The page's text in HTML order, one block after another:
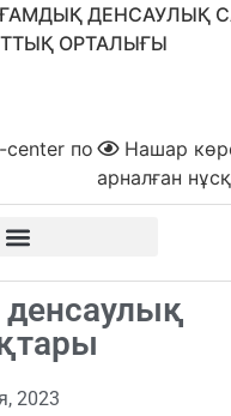
ДЕНСАУЛЫҚ
ОРТАЛЫҒЫ
Нашар
арналған
center по
2023